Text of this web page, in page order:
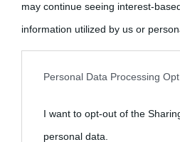
may continue seeing interest-
information utilized by us or
third parties prior to your opt-out.
personal information by third
Personal Data Processing
I want to opt-out of the
personal data.
colpito da malaria→